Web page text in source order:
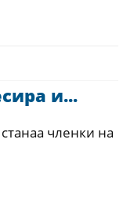
и...
членки на